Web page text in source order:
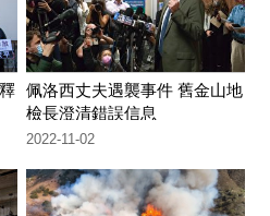
佩洛西丈夫遇襲事件 舊金山地
檢長澄清錯誤信息
2022-11-02